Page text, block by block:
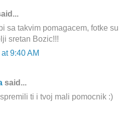
sa takvim pomagacem, fotke
sretan Bozic!!!
9:40 AM
said...
ti i tvoj mali pomocnik :)